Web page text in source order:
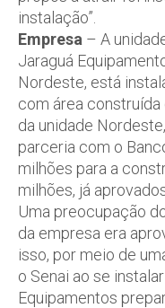
instalação”.
Empresa – A
Jaraguá
Nordeste, está
com área construída
da unidade
parceria com o
milhões para a
milhões, já
Uma preocupação
da empresa era
isso, por meio de
o Senai ao se
Equipamentos